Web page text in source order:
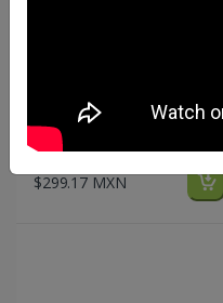
IN HM-132
Juego Falster.
$299.17 MXN